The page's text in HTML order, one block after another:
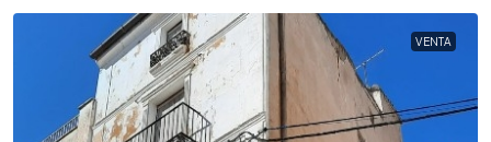
VENTA